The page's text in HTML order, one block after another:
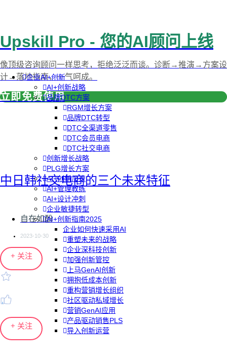
企业AI+创新
AI+创新战略
品牌DTC方案
RGM增长方案
品牌DTC转型
DTC全渠道零售
DTC会员电商
DTC社交电商
创新增长战略
PLG增长方案
AI+创新加速
AI+管理教练
AI+设计冲刺
企业敏捷转型
AI+创新指南2025
企业如何快速采用AI
重塑未来的战略
企业深科技创新
加强创新管控
上马GenAI创新
拥抱低成本创新
重构营销增长组织
社区驱动私域增长
营销GenAI应用
产品驱动销售PLS
导入创新运营
Upskill Pro - 您的AI顾问上线
像顶级咨询顾问一样思考，拒绝泛泛而谈。诊断→推演→方案设
计→落地指南，一气呵成。
立即免费使用
中日韩社交电商的三个未来特征
自在如酚
2023-10-30
+ 关注
+ 关注